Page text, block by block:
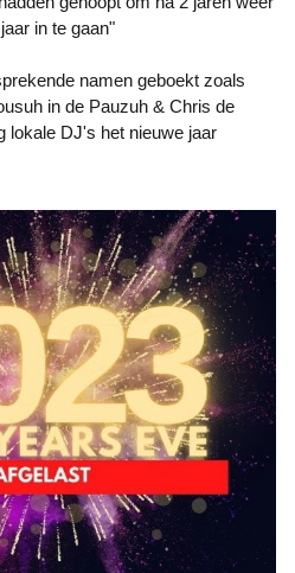
in te gaan"
namen geboekt zoals
in de Pauzuh & Chris de
lokale DJ's het nieuwe jaar